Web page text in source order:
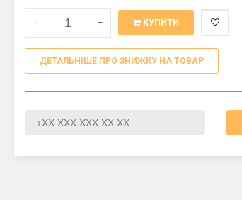
- + КУПИТИ
ДЕТАЛЬНІШЕ ПРО ЗНИЖКУ НА ТОВАР